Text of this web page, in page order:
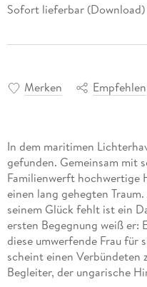
Sofort lieferbar (Download)
Merken Empfehlen
In dem maritimen
gefunden. Gemeinsam mit
Familienwerft hochwertige
einen lang gehegten
seinem Glück fehlt ist ein
ersten Begegnung weiß er:
diese umwerfende Frau für
scheint einen Verbündeten
Begleiter, der ungarische